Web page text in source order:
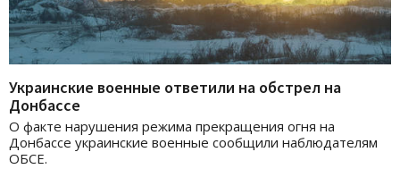
Украинские военные ответили на обстрел на
Донбассе
О факте нарушения режима прекращения огня на
Донбассе украинские военные сообщили наблюдателям
ОБСЕ.